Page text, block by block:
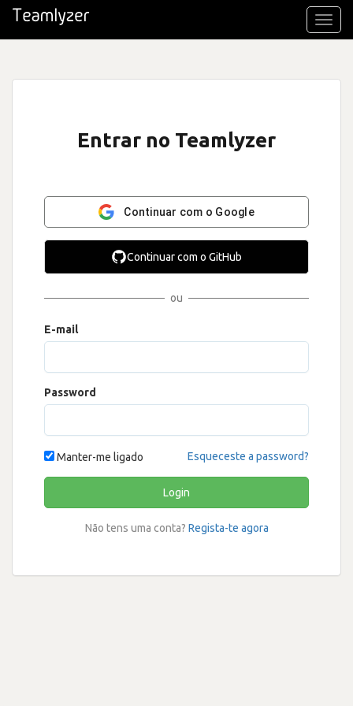
Entrar no Teamlyzer
Continuar com o Google
Continuar com o GitHub
ou
E-mail
Password
Manter-me ligado Esqueceste a password?
Login
Não tens uma conta? Regista-te agora